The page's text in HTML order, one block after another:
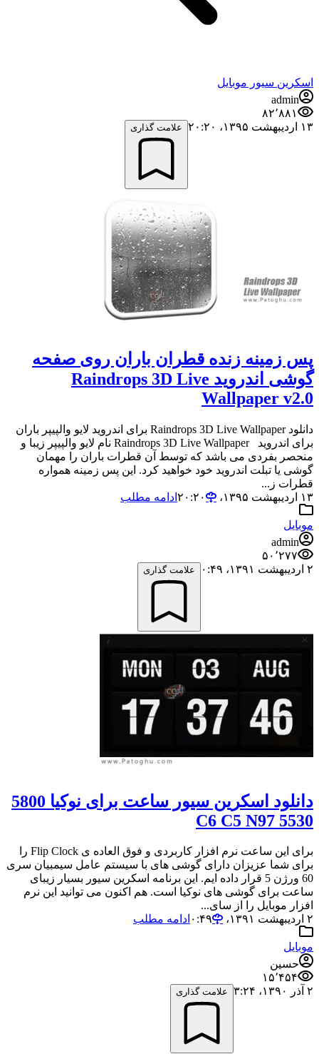
اسکرین سیور موبایل
admin
۸۲٬۸۸۱
۱۳ اردیبهشت ۱۳۹۵،‏ ۲۰:۲۰
علامت گذاری
پس زمینه زنده قطران باران روی صفحه
گوشی اندروید Raindrops 3D Live
Wallpaper v2.0
دانلود Raindrops 3D Live Wallpaper برای اندروید لایو والپیپر باران
برای اندروید Raindrops 3D Live Wallpaper نام لایو والپیپر زیبا و
منحصر بفردی می باشد که توسط آن قطرات باران را مهمان
گوشی یا تبلت اندروید خود خواهید کرد. این پس زمینه همواره
قطرات ز...
۱۳ اردیبهشت ۱۳۹۵،‏ ۲۰:۲۰
ادامه مطلب
موبایل
admin
۵۰٬۲۷۷
۲ اردیبهشت ۱۳۹۱،‏ ۰:۴۹
علامت گذاری
دانلود اسکرین سیور ساعت برای نوکیا 5800
5530 C6 C5 N97
برای این ساعت نرم افزار کاربردی و فوق العاده ی Flip Clock را
برای شما عزیزان دارای گوشی های با سیستم عامل سیمبیان سری
60 ورژن 5 قرار داده ایم. این برنامه اسکرین سیور بسیار زیبای
ساعت برای گوشی های نوکیا است. هم اکنون می توانید این نرم
افزار موبایل را از سای...
۲ اردیبهشت ۱۳۹۱،‏ ۰:۴۹
ادامه مطلب
موبایل
حسین
۱۵٬۴۵۴
۲ آذر ۱۳۹۰،‏ ۳:۲۴
علامت گذاری